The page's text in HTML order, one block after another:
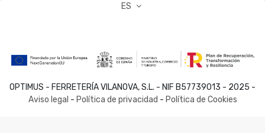
ES
OPTIMUS - FERRETERÍA VILANOVA, S.L. - NIF B57739013 - 2025 -
Aviso legal - Política de privacidad - Política de Cookies